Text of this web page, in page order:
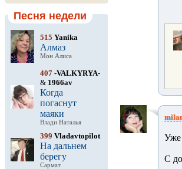
Песня недели
515 Yanika
Алмаз
Мон Алиса
407 -VALKYRYA-
& 1966av
Когда
погаснут
маяки
Влади Наталья
399 Vladavtopilot
На дальнем
берегу
Сармат
С